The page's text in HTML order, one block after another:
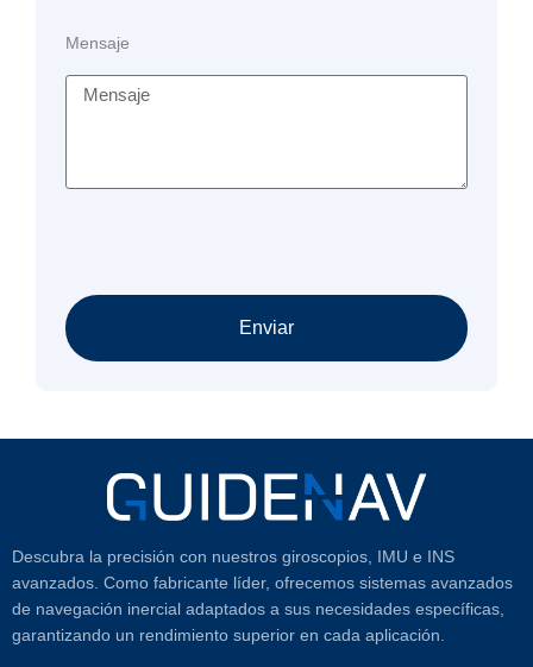
Mensaje
Enviar
Descubra la precisión con nuestros giroscopios, IMU e INS
avanzados. Como fabricante líder, ofrecemos sistemas avanzados
de navegación inercial adaptados a sus necesidades específicas,
garantizando un rendimiento superior en cada aplicación.